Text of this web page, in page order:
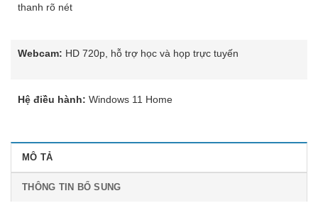
MÔ TẢ
THÔNG TIN BỔ SUNG
thanh rõ nét
Webcam: HD 720p, hỗ trợ học và họp trực tuyến
Hệ điều hành: Windows 11 Home